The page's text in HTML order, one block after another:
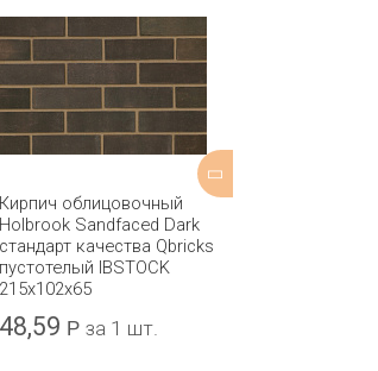
Кирпич облицовочный
Holbrook Sandfaced Dark
стандарт качества Qbricks
пустотелый IBSTOCK
215x102x65
48,59 Р за 1 шт.